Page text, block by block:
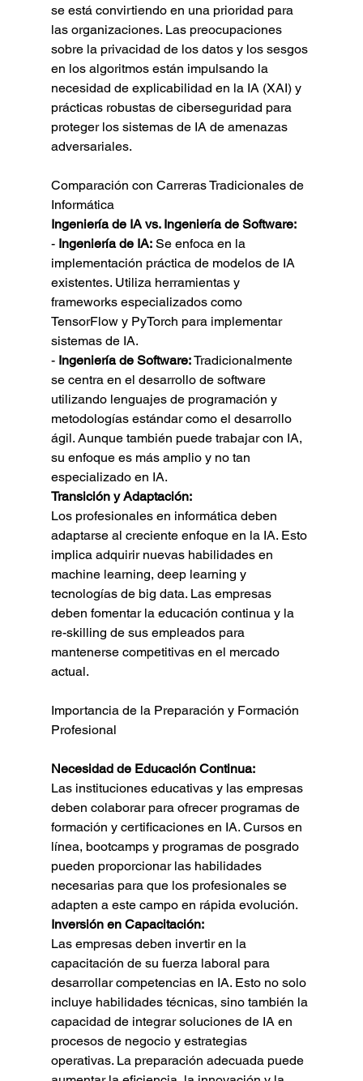
se está convirtiendo en una prioridad para
las organizaciones. Las preocupaciones
sobre la privacidad de los datos y los sesgos
en los algoritmos están impulsando la
necesidad de explicabilidad en la IA (XAI) y
prácticas robustas de ciberseguridad para
proteger los sistemas de IA de amenazas
adversariales.
Comparación con Carreras Tradicionales de
Informática
Ingeniería de IA vs. Ingeniería de Software:
- Ingeniería de IA: Se enfoca en la
implementación práctica de modelos de IA
existentes. Utiliza herramientas y
frameworks especializados como
TensorFlow y PyTorch para implementar
sistemas de IA.
- Ingeniería de Software: Tradicionalmente
se centra en el desarrollo de software
utilizando lenguajes de programación y
metodologías estándar como el desarrollo
ágil. Aunque también puede trabajar con IA,
su enfoque es más amplio y no tan
especializado en IA.
Transición y Adaptación:
Los profesionales en informática deben
adaptarse al creciente enfoque en la IA. Esto
implica adquirir nuevas habilidades en
machine learning, deep learning y
tecnologías de big data. Las empresas
deben fomentar la educación continua y la
re-skilling de sus empleados para
mantenerse competitivas en el mercado
actual.
Importancia de la Preparación y Formación
Profesional
Necesidad de Educación Continua:
Las instituciones educativas y las empresas
deben colaborar para ofrecer programas de
formación y certificaciones en IA. Cursos en
línea, bootcamps y programas de posgrado
pueden proporcionar las habilidades
necesarias para que los profesionales se
adapten a este campo en rápida evolución.
Inversión en Capacitación:
Las empresas deben invertir en la
capacitación de su fuerza laboral para
desarrollar competencias en IA. Esto no solo
incluye habilidades técnicas, sino también la
capacidad de integrar soluciones de IA en
procesos de negocio y estrategias
operativas. La preparación adecuada puede